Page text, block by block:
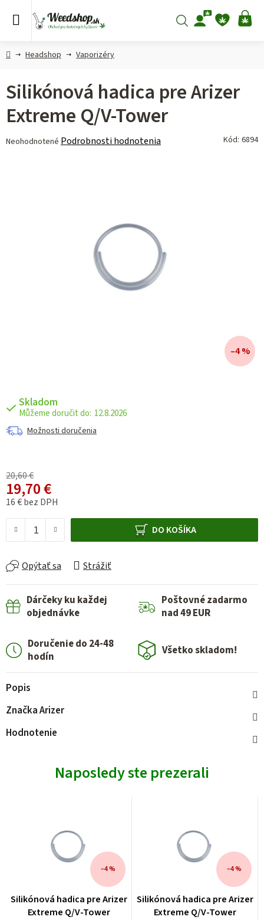
Hľadať
DomovHeadshop Vaporizéry
Skladom
12.8.2026
Možnosti doručenia
20,60 €
19,70 €
16 € bez DPH
DO KOŠÍKA
Opýtať sa Strážiť
Silikónová hadica pre Arizer
Extreme Q/V-Tower
Priemerné
Neohodnotené Podrobnosti hodnotenia Kód: 6894
–4 %
Dárčeky ku každej
objednávke
Poštovné zadarmo
nad 49 EUR
Doručenie do 24-48
hodín
Všetko skladom!
Popis
ZnačkaArizer
Hodnotenie
Naposledy ste prezerali
Silikónová hadica pre Arizer
Extreme Q/V-Tower
–4 %
Silikónová hadica pre Arizer
Extreme Q/V-Tower
–4 %